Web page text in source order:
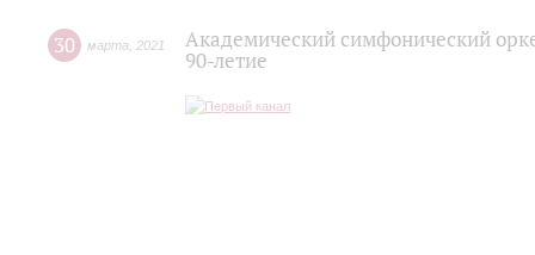
30 марта 2021
Академический симфонический
90-летие